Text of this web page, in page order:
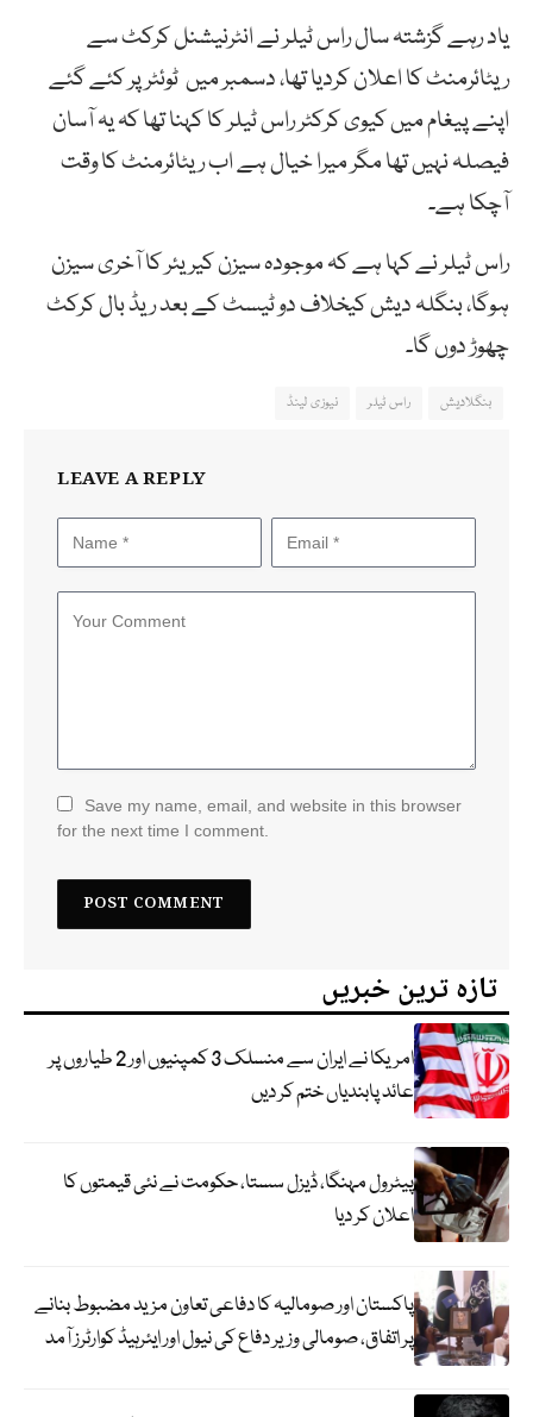
یاد رہے گزشتہ سال راس ٹیلر نے انٹرنیشنل کرکٹ سے
ریٹائرمنٹ کا اعلان کردیا تھا، دسمبر میں ٹوئٹر پر کئے گئے
اپنے پیغام میں کیوی کرکٹر راس ٹیلر کا کہنا تھا کہ یہ آسان
فیصلہ نہیں تھا مگر میرا خیال ہے اب ریٹائرمنٹ کا وقت
آچکا ہے۔
راس ٹیلر نے کہا ہے کہ موجودہ سیزن کیریئر کا آخری سیزن
ہوگا، بنگلہ دیش کیخلاف دو ٹیسٹ کے بعد ریڈ بال کرکٹ
چھوڑ دوں گا۔
بنگلادیش راس ٹیلر نیوزی لینڈ
LEAVE A REPLY
Save my name, email, and website in this browser
for the next time I comment.
تازہ ترین خبریں
امریکا نے ایران سے منسلک 3 کمپنیوں اور 2 طیاروں پر
عائد پابندیاں ختم کر دیں
پیٹرول مہنگا، ڈیزل سستا، حکومت نے نئی قیمتوں کا
اعلان کر دیا
پاکستان اور صومالیہ کا دفاعی تعاون مزید مضبوط بنانے
پر اتفاق، صومالی وزیر دفاع کی نیول اور ایئرہیڈ کوارٹرز آمد